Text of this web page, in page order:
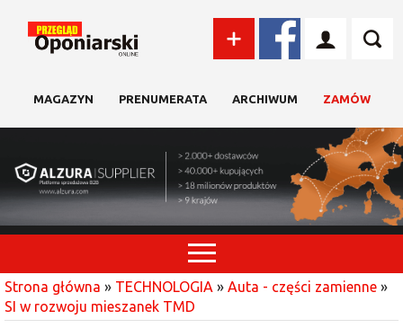
MAGAZYN PRENUMERATA ARCHIWUM ZAMÓW
Strona główna » TECHNOLOGIA » Auta - części zamienne »
SI w rozwoju mieszanek TMD